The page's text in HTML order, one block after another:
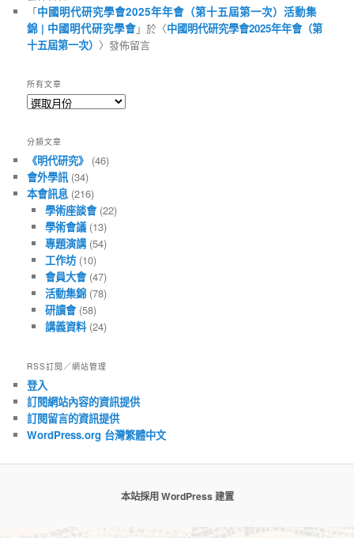
「中國明代研究學會2025年年會（第十五屆第一次）活動集
錦 | 中國明代研究學會」於〈中國明代研究學會2025年年會（第
十五屆第一次） 〉發佈留言
所有文章
所
章
分類文章
《明代研究》 (46)
會外學訊(34)
本會訊息 (216)
學術座談會(22)
學術會議(13)
專題演講(54)
工作坊(10)
會員大會(47)
活動集錦(78)
研讀會(58)
講義資料(24)
RSS訂閱／網站管理
登入
訂閱網站內容的資訊提供
訂閱留言的資訊提供
WordPress.org 台灣繁體中文
本站採用 WordPress 建置